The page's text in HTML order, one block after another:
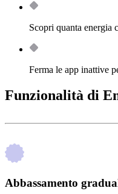
Scopri quanta energia
Ferma le app inattive
Funzionalità di
Abbassamento